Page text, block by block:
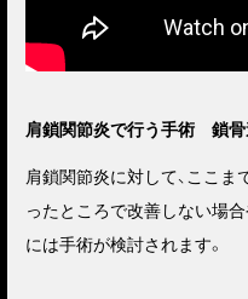
肩鎖関節炎で行う手術 鎖骨
肩鎖関節炎に対して、ここ
ったところで改善しない場
には手術が検討されます。